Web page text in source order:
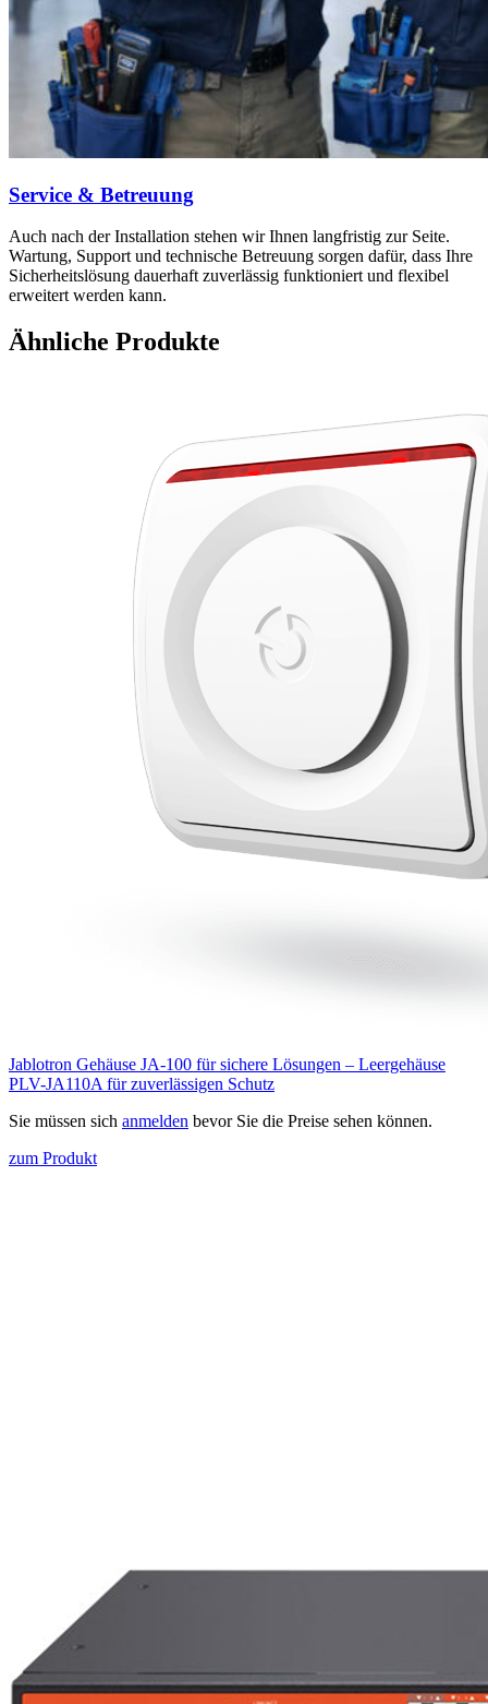
Service & Betreuung
Auch nach der Installation stehen wir Ihnen langfristig zur Seite.
Wartung, Support und technische Betreuung sorgen dafür, dass Ihre
Sicherheitslösung dauerhaft zuverlässig funktioniert und flexibel
erweitert werden kann.
Ähnliche Produkte
Jablotron Gehäuse JA-100 für sichere Lösungen – Leergehäuse
PLV-JA110A für zuverlässigen Schutz
Sie müssen sich anmelden bevor Sie die Preise sehen können.
zum Produkt